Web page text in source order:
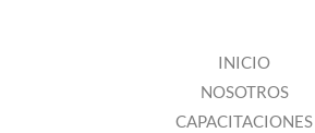
INICIO
NOSOTROS
CAPACITACIONES